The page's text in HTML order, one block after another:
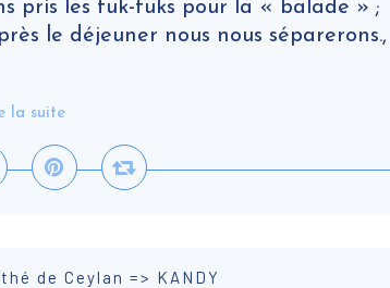
pris les tuk-tuks pour la « balade » ;
le déjeuner nous nous séparerons.,
la suite
de Ceylan => KANDY